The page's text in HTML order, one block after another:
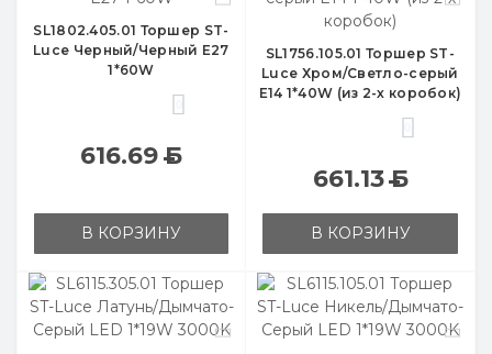
SL1802.405.01 Торшер ST-
Luce Черный/Черный E27
1*60W
616.69Б
В КОРЗИНУ
SL1756.105.01 Торшер ST-
Luce Хром/Светло-серый
E14 1*40W (из 2-х коробок)
661.13Б
В КОРЗИНУ